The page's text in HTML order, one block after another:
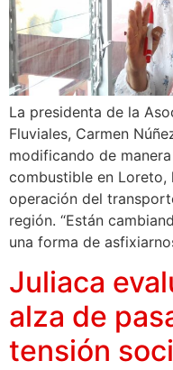
La presidenta de la
Fluviales, Carmen
modificando de
combustible en
operación del
región. “Están
una forma de
Juliaca
alza de
tensión